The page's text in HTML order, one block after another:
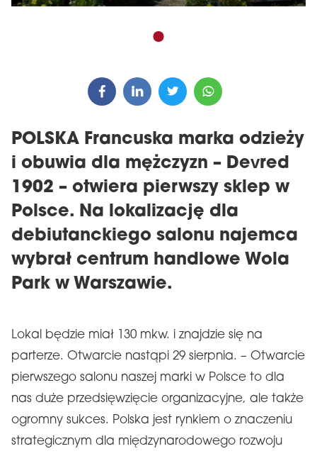
POLSKA Francuska marka odzieży
i obuwia dla mężczyzn – Devred
1902 – otwiera pierwszy sklep w
Polsce. Na lokalizację dla
debiutanckiego salonu najemca
wybrał centrum handlowe Wola
Park w Warszawie.
Lokal będzie miał 130 mkw. i znajdzie się na
parterze. Otwarcie nastąpi 29 sierpnia. ­– Otwarcie
pierwszego salonu naszej marki w Polsce to dla
nas duże przedsięwzięcie organizacyjne, ale także
ogromny sukces. Polska jest rynkiem o znaczeniu
strategicznym dla międzynarodowego rozwoju